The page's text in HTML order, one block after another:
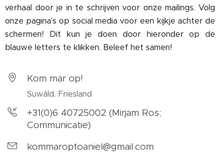
verhaal door je in te schrijven voor onze mailings. Volg
onze pagina's op social media voor een kijkje achter de
schermen! Dit kun je doen door hieronder op de
blauwe letters te klikken. Beleef het samen!
Kom mar op!
Suwâld, Friesland
+31(0)6 40725002 (Mirjam Ros;
Communicatie)
kommaroptoaniel@gmail.com